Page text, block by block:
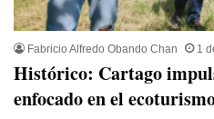
Fabricio Alfredo Obando Chan 1
Histórico: Cartago
enfocado en el